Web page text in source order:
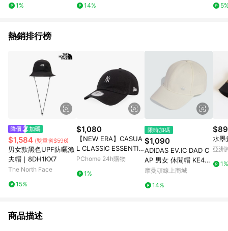
-JN7135
1%
14%
熱銷排行榜
$1,584 (雙重省$596)
男女款黑色UPF防曬漁
夫帽｜8DH1KX7
The North Face
15%
$1,080
【NEW ERA】CASUA
L CLASSIC ESSENTIA
L MINI LOGO 紐約洋
PChome 24h購物
1%
限時加碼
$1,090
ADIDAS EV.IC DAD C
AP 男女 休閒帽 KE465
7
摩曼頓線上商城
14%
水墨
亞洲
1%
商品描述